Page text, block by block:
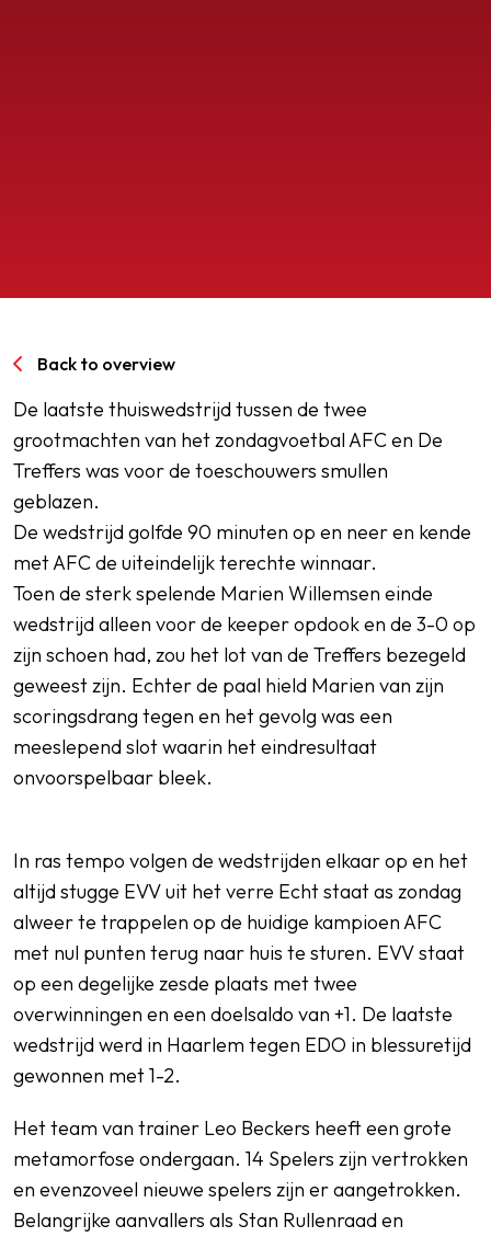
Back to overview
De laatste thuiswedstrijd tussen de twee
grootmachten van het zondagvoetbal AFC en De
Treffers was voor de toeschouwers smullen
geblazen.
De wedstrijd golfde 90 minuten op en neer en kende
met AFC de uiteindelijk terechte winnaar.
Toen de sterk spelende Marien Willemsen einde
wedstrijd alleen voor de keeper opdook en de 3-0 op
zijn schoen had, zou het lot van de Treffers bezegeld
geweest zijn. Echter de paal hield Marien van zijn
scoringsdrang tegen en het gevolg was een
meeslepend slot waarin het eindresultaat
onvoorspelbaar bleek.
In ras tempo volgen de wedstrijden elkaar op en het
altijd stugge EVV uit het verre Echt staat as zondag
alweer te trappelen op de huidige kampioen AFC
met nul punten terug naar huis te sturen. EVV staat
op een degelijke zesde plaats met twee
overwinningen en een doelsaldo van +1. De laatste
wedstrijd werd in Haarlem tegen EDO in blessuretijd
gewonnen met 1-2.
Het team van trainer Leo Beckers heeft een grote
metamorfose ondergaan. 14 Spelers zijn vertrokken
en evenzoveel nieuwe spelers zijn er aangetrokken.
Belangrijke aanvallers als Stan Rullenraad en